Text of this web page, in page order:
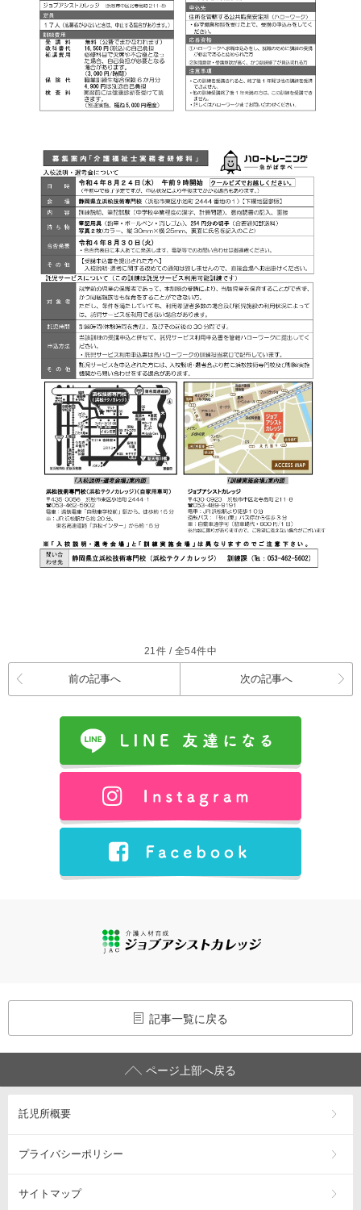
21件 / 全54件中
前の記事へ 次の記事へ
記事一覧に戻る
ページ上部へ戻る
託児所概要
プライバシーポリシー
サイトマップ